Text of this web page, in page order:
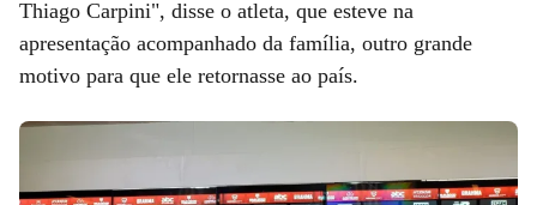
Thiago Carpini", disse o atleta, que esteve na
apresentação acompanhado da família, outro grande
motivo para que ele retornasse ao país.